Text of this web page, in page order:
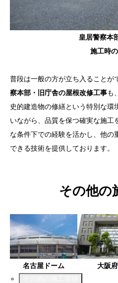
皇居警察本
施工時
普段は一般の方が立ち入ることが
察本部・旧庁舎の屋根改修工事も
史的建造物の修繕という特別な
いながら、品質を保つ確実な施工
な条件下での経験を活かし、他の
できる技術を提供しております。
その他の
名古屋ドーム 大阪